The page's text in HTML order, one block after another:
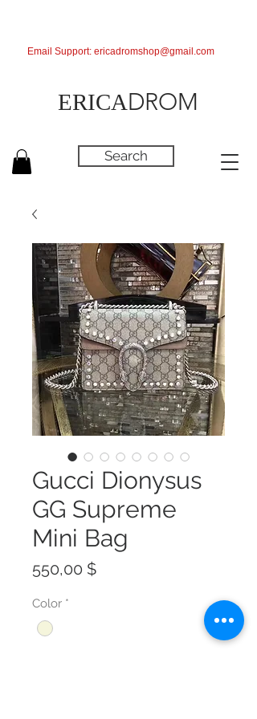
ERICADROM
Search
Email Support: ericadromshop@gmail.com
Gucci Dionysus
GG Supreme
Mini Bag
550,00 $Preis
Color *